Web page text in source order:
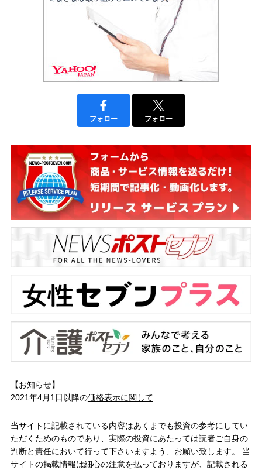
フォロー フォロー
【お知らせ】
2021年4月1日以降の価格表示に関して
当サイトに記載されている内容はあくまでも投資の参考にしてい
ただくためのものであり、実際の投資にあたっては読者ご自身の
判断と責任において行って下さいますよう、お願い致します。 当
サイトの掲載情報は細心の注意を払っておりますが、記載される